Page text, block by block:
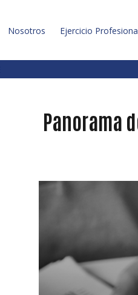
Nosotros Ejercicio
Panorama